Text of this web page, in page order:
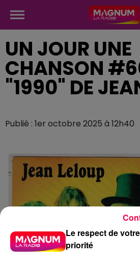
UN JOUR UNE
CHANSON
"1990" DE
Publié : 1er octobre 2025 à 12h40
Le respect de
priorité